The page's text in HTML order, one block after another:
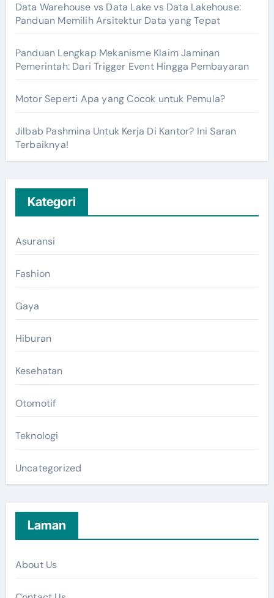
Data Warehouse vs Data Lake vs Data Lakehouse:
Panduan Memilih Arsitektur Data yang Tepat
Panduan Lengkap Mekanisme Klaim Jaminan
Pemerintah: Dari Trigger Event Hingga Pembayaran
Motor Seperti Apa yang Cocok untuk Pemula?
Jilbab Pashmina Untuk Kerja Di Kantor? Ini Saran
Terbaiknya!
Kategori
Asuransi
Fashion
Gaya
Hiburan
Kesehatan
Otomotif
Teknologi
Uncategorized
Laman
About Us